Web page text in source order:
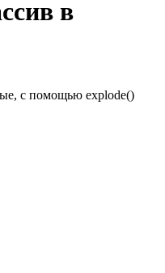
в
с помощью explode()